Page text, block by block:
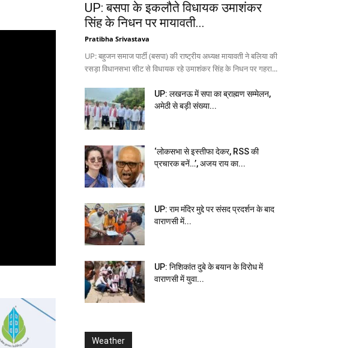
UP: बसपा के इकलौते विधायक उमाशंकर
सिंह के निधन पर मायावती...
Pratibha Srivastava
UP: बहुजन समाज पार्टी (बसपा) की राष्ट्रीय अध्यक्ष मायावती ने बलिया की
रसड़ा विधानसभा सीट से विधायक रहे उमाशंकर सिंह के निधन पर गहरा...
UP: लखनऊ में सपा का ब्राह्मण सम्मेलन,
अमेठी से बड़ी संख्या...
‘लोकसभा से इस्तीफा देकर, RSS की
प्रचारक बनें…’, अजय राय का...
UP: राम मंदिर मुद्दे पर संसद प्रदर्शन के बाद
वाराणसी में...
UP: निशिकांत दुबे के बयान के विरोध में
वाराणसी में युवा...
Weather